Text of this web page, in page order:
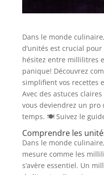
Dans le monde
d’unités est crucial
hésitez entre millilitres
panique! Découvrez
simplifient vos recettes
Avec des astuces
vous deviendrez un pro
temps. 🍽️ Suivez le
Comprendre les
Dans le monde
mesure comme les
s’avère essentiel. Un